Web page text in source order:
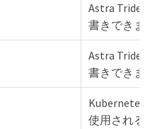
Astra
書きできま
Astra
書きできま
使用される